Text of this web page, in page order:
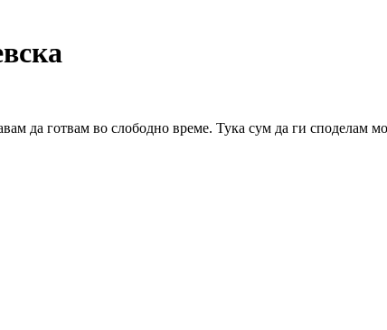
да готвам во слободно време. Тука сум да ги споделам